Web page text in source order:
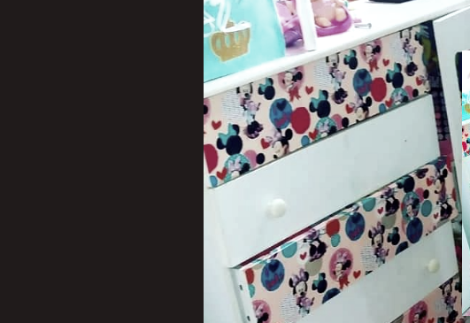
[caption id="attachment_696"